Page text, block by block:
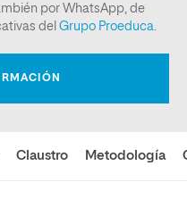
Claustro Metodología